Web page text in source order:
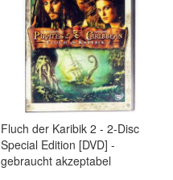
Fluch der Karibik 2 - 2-Disc
Special Edition [DVD] -
gebraucht akzeptabel